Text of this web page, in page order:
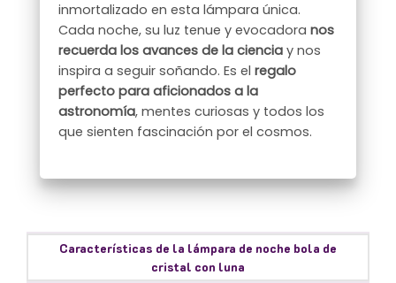
inmortalizado en esta lámpara única.
Cada noche, su luz tenue y evocadoranos
recuerda los avances de la ciencia y nos
inspira a seguir soñando. Es elregalo
perfecto para aficionados a la
astronomía, mentes curiosas y todos los
que sienten fascinación por el cosmos.
Características de la lámpara de noche bola de
cristal con luna